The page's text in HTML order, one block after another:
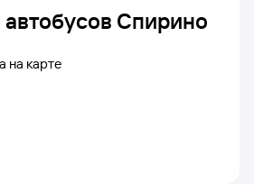
Спирино
на карте